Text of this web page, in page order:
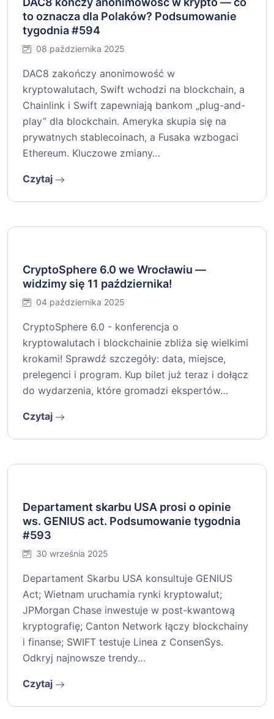
to oznacza dla Polaków? Podsumowanie
tygodnia #594
08 października 2025
DAC8 zakończy anonimowość w
kryptowalutach, Swift wchodzi na blockchain, a
Chainlink i Swift zapewniają bankom „plug-and-
play” dla blockchain. Ameryka skupia się na
prywatnych stablecoinach, a Fusaka wzbogaci
Ethereum. Kluczowe zmiany…
Czytaj
CryptoSphere 6.0 we Wrocławiu —
widzimy się 11 października!
CryptoSphere 6.0 - konferencja o
kryptowalutach i blockchainie zbliża się wielkimi
Czytaj
Departament skarbu USA prosi o opinie